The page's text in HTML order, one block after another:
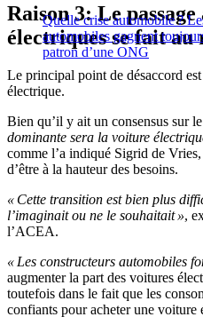
Quelle crise automobile ?
automobiles gagnent
patron d’une ONG
Raison 3: Le
électriques se fait au
Le principal point de désaccord
électrique.
Bien qu’il y ait un consensus sur
dominante sera la voiture
comme l’a indiqué Sigrid de
d’être à la hauteur des besoins.
« Cette transition est bien plus
l’imaginait ou ne le souhaitait »,
l’ACEA.
« Les constructeurs automobiles
augmenter la part des voitures
toutefois dans le fait que les
confiants pour acheter une voiture